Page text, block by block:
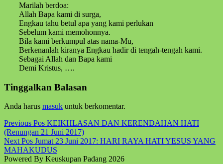
Marilah berdoa:
Allah Bapa kami di surga,
Engkau tahu betul apa yang kami perlukan
Sebelum kami memohonnya.
Bila kami berkumpul atas nama-Mu,
Berkenanlah kiranya Engkau hadir di tengah-tengah kami.
Sebagai Allah dan Bapa kami
Demi Kristus, ….
Skip
back
to
main
navigation
Tinggalkan Balasan
Anda harus masuk untuk berkomentar.
Post
navigation
Previous Pos KEIKHLASAN DAN KERENDAHAN HATI
(Renungan 21 Juni 2017)
Next Pos Jumat 23 Juni 2017: HARI RAYA HATI YESUS YANG
MAHAKUDUS
Powered By Keuskupan Padang 2026